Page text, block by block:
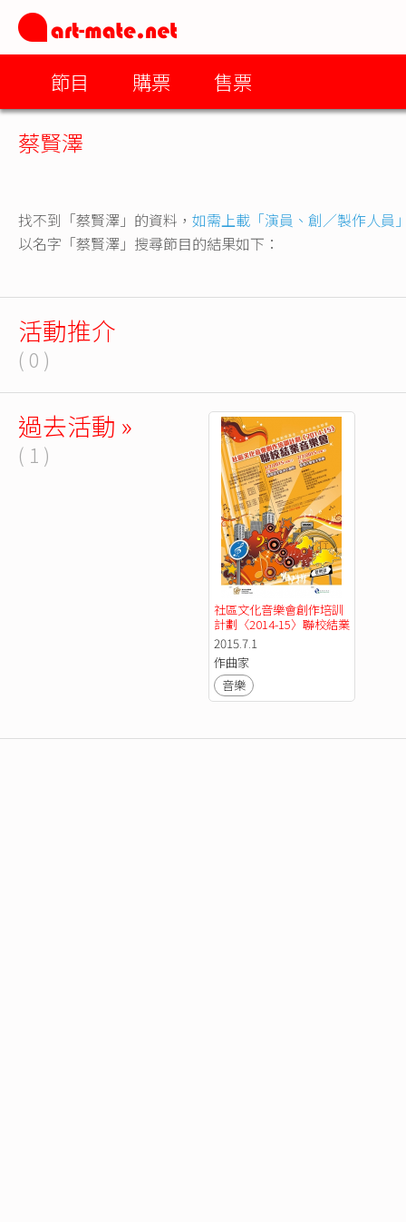
節目 購票 售票
蔡賢澤
找不到「蔡賢澤」的資料， 如需上載「演員、創／製作人員
以名字「蔡賢澤」搜尋節目的結果如下：
活動推介
( 0 )
過去活動 »
( 1 )
社區文化音樂會創作培訓
計劃〈2014-15〉聯校結業
音樂會 (7/1)
2015.7.1
作曲家
音樂